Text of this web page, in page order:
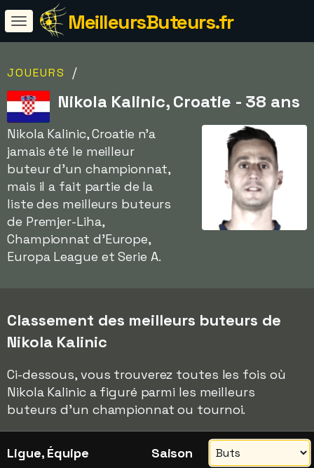
MeilleursButeurs.fr
JOUEURS /
Nikola Kalinic, Croatie - 38 ans
Nikola Kalinic, Croatie n'a
jamais été le meilleur
buteur d'un championnat,
mais il a fait partie de la
liste des meilleurs buteurs
de Premjer-Liha,
Championnat d'Europe,
Europa League et Serie A.
Classement des meilleurs buteurs de
Nikola Kalinic
Ci-dessous, vous trouverez toutes les fois où
Nikola Kalinic a figuré parmi les meilleurs
buteurs d'un championnat ou tournoi.
Ligue, Équipe Saison